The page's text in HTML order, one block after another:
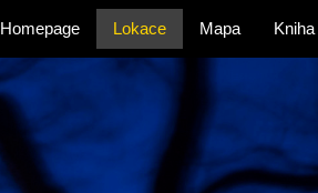
Homepage Lokace Mapa Kniha